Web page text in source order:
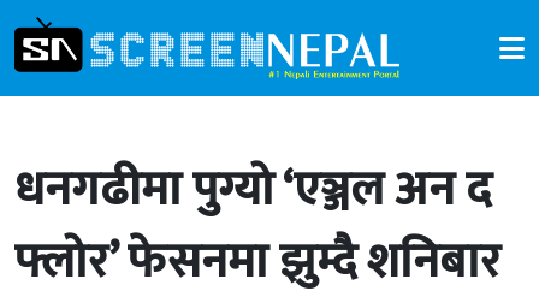
धनगढीमा पुग्यो ‘एञ्जल अन द
फ्लोर’ फेसनमा झुम्दै शनिबार